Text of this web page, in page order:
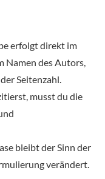
erfolgt direkt im
Namen des Autors,
Seitenzahl.
musst du die
bleibt der Sinn der
verändert.